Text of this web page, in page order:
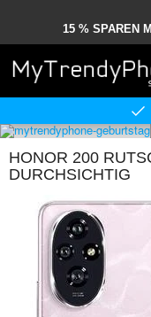
15 % SPAREN
HONOR 200
DURCHSICHTIG